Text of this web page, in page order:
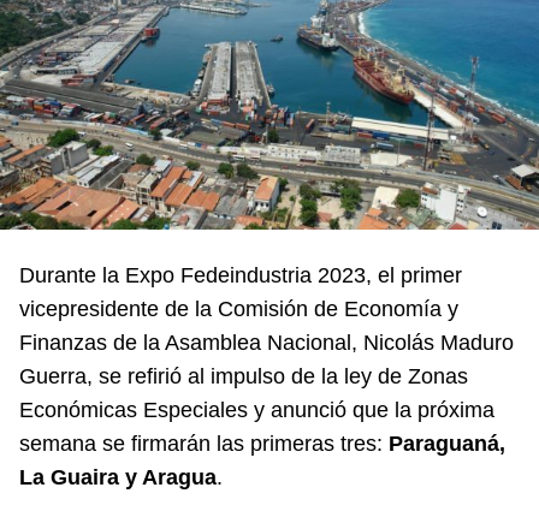
Durante la Expo Fedeindustria 2023, el primer
vicepresidente de la Comisión de Economía y
Finanzas de la Asamblea Nacional, Nicolás Maduro
Guerra, se refirió al impulso de la ley de Zonas
Económicas Especiales y anunció que la próxima
semana se firmarán las primeras tres: Paraguaná,
La Guaira y Aragua.